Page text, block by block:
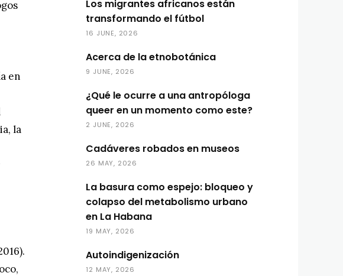
en
la
Los migrantes africanos están
transformando el fútbol
16 JUNE, 2026
Acerca de la etnobotánica
9 JUNE, 2026
¿Qué le ocurre a una antropóloga
queer en un momento como este?
2 JUNE, 2026
Cadáveres robados en museos
26 MAY, 2026
La basura como espejo: bloqueo y
colapso del metabolismo urbano
en La Habana
19 MAY, 2026
Autoindigenización
12 MAY, 2026